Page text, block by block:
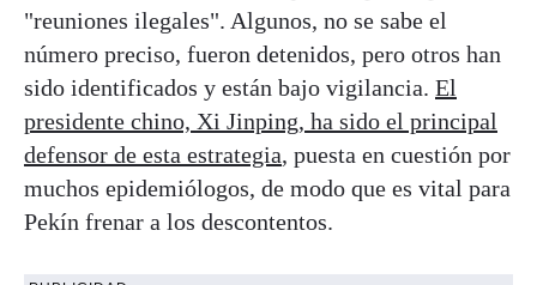
"reuniones ilegales". Algunos, no se sabe el
número preciso, fueron detenidos, pero otros han
sido identificados y están bajo vigilancia. El
presidente chino, Xi Jinping, ha sido el principal
defensor de esta estrategia, puesta en cuestión por
muchos epidemiólogos, de modo que es vital para
Pekín frenar a los descontentos.